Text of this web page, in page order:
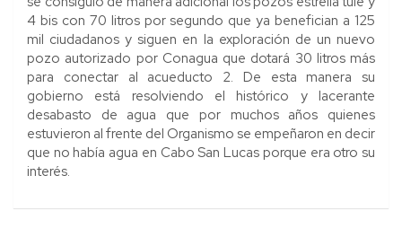
4 bis con 70 litros por segundo que ya benefician a 125
mil ciudadanos y siguen en la exploración de un nuevo
pozo autorizado por Conagua que dotará 30 litros más
para conectar al acueducto 2. De esta manera su
gobierno está resolviendo el histórico y lacerante
desabasto de agua que por muchos años quienes
estuvieron al frente del Organismo se empeñaron en decir
que no había agua en Cabo San Lucas porque era otro su
interés.